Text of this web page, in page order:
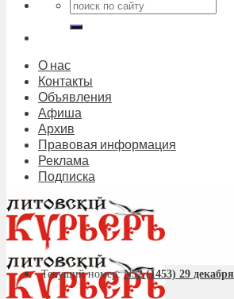
О нас
Контакты
Объявления
Афиша
Архив
Правовая информация
Реклама
Подписка
Текущий номер:N52 (1453) 29 декабря